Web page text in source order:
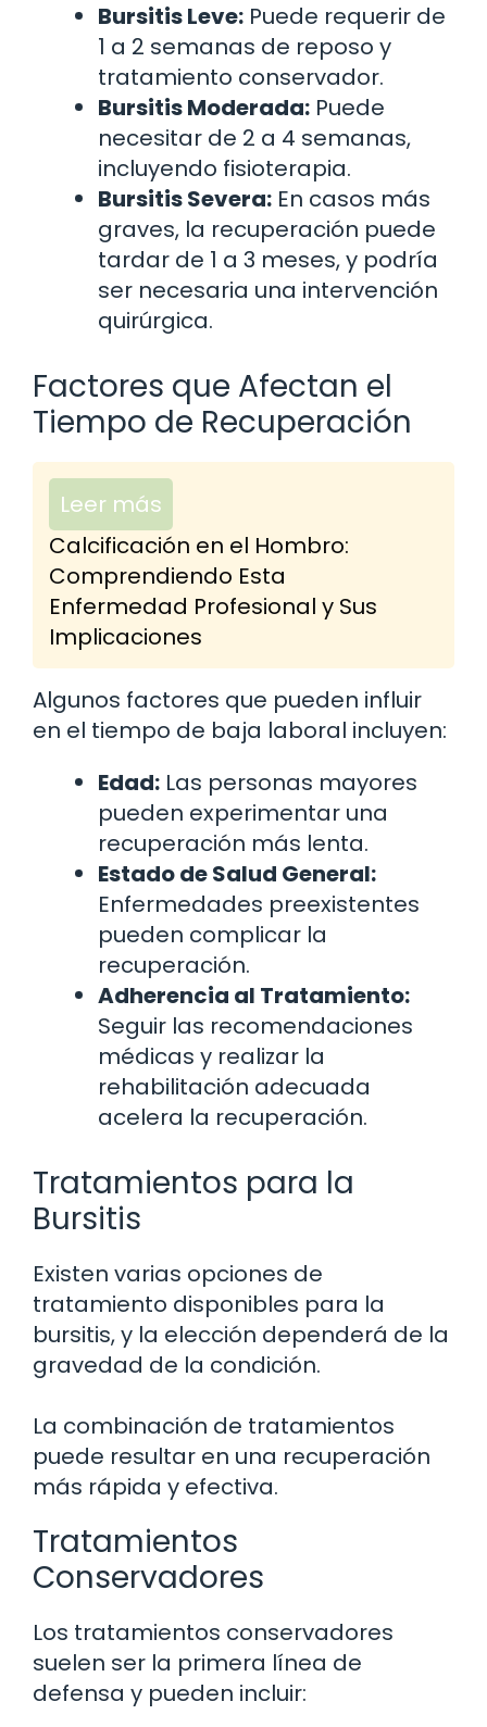
Bursitis Leve: Puede requerir de
1 a 2 semanas de reposo y
tratamiento conservador.
Bursitis Moderada: Puede
necesitar de 2 a 4 semanas,
incluyendo fisioterapia.
Bursitis Severa: En casos más
graves, la recuperación puede
tardar de 1 a 3 meses, y podría
ser necesaria una intervención
quirúrgica.
Factores que Afectan el
Tiempo de Recuperación
Leer más
Calcificación en el Hombro:
Comprendiendo Esta
Enfermedad Profesional y Sus
Implicaciones
Algunos factores que pueden influir
en el tiempo de baja laboral incluyen:
Edad: Las personas mayores
pueden experimentar una
recuperación más lenta.
Estado de Salud General:
Enfermedades preexistentes
pueden complicar la
recuperación.
Adherencia al Tratamiento:
Seguir las recomendaciones
médicas y realizar la
rehabilitación adecuada
acelera la recuperación.
Tratamientos para la
Bursitis
Existen varias opciones de
tratamiento disponibles para la
bursitis, y la elección dependerá de la
gravedad de la condición.
La combinación de tratamientos
puede resultar en una recuperación
más rápida y efectiva.
Tratamientos
Conservadores
Los tratamientos conservadores
suelen ser la primera línea de
defensa y pueden incluir: